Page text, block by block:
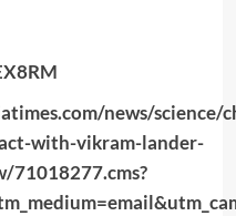
news/science/
with-vikram-lander-
71018277.cms?